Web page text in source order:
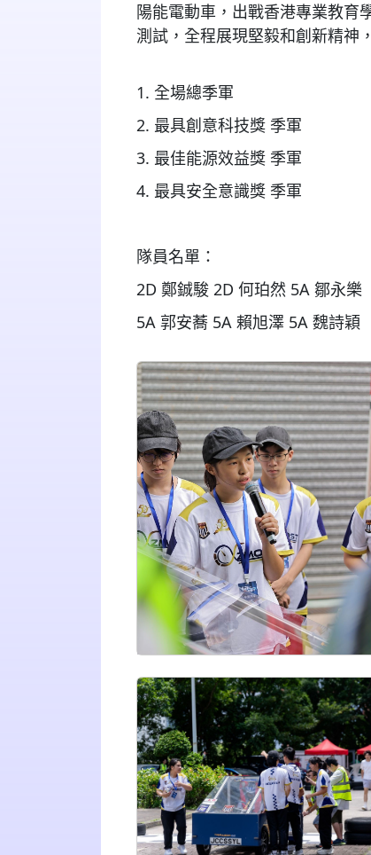
陽能電動車，出戰香港專業教育
測試，全程展現堅毅和創新精神
1. ⁠ 全場總季軍
2. ⁠ 最具創意科技獎 季軍
3. ⁠ 最佳能源效益獎 季軍
4. 最具安全意識獎 季軍
隊員名單：
2D 鄭鋮駿 2D 何珀然 5A 鄒永樂
5A 郭安蕎 5A 賴旭澤 5A 魏詩穎